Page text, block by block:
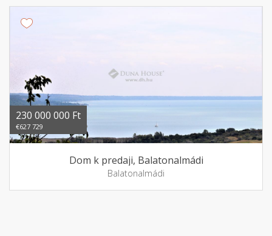
230 000 000 Ft
€627 729
Dom k predaji, Balatonalmádi
Balatonalmádi